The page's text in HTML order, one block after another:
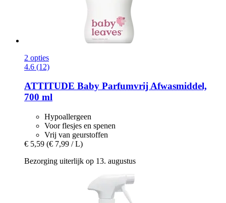
2 opties
4.6 (12)
ATTITUDE Baby Parfumvrij Afwasmiddel,
700 ml
Hypoallergeen
Voor flesjes en spenen
Vrij van geurstoffen
€ 5,59 (€ 7,99 / L)
Bezorging uiterlijk op 13. augustus